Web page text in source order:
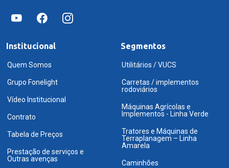
Institucional
Quem Somos
Grupo Fonelight
Vídeo Institucional
Contrato
Tabela de Preços
Prestação de serviços e
Outras avenças
Segmentos
Utilitários / VUCS
Carretas / implementos
rodoviários
Máquinas Agrícolas e
Implementos - Linha Verde
Tratores e Máquinas de
Terraplanagem – Linha
Amarela
Caminhões